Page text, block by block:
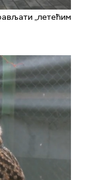
„летећим